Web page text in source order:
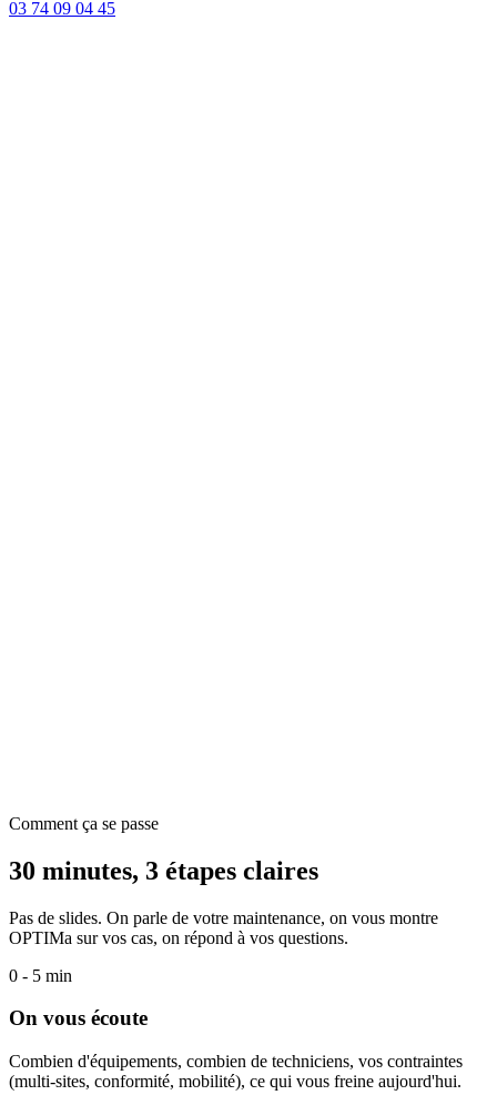
03 74 09 04 45
Comment ça se passe
30 minutes, 3 étapes claires
Pas de slides. On parle de votre maintenance, on vous montre
OPTIMa sur vos cas, on répond à vos questions.
0 - 5 min
On vous écoute
Combien d'équipements, combien de techniciens, vos contraintes
(multi-sites, conformité, mobilité), ce qui vous freine aujourd'hui.